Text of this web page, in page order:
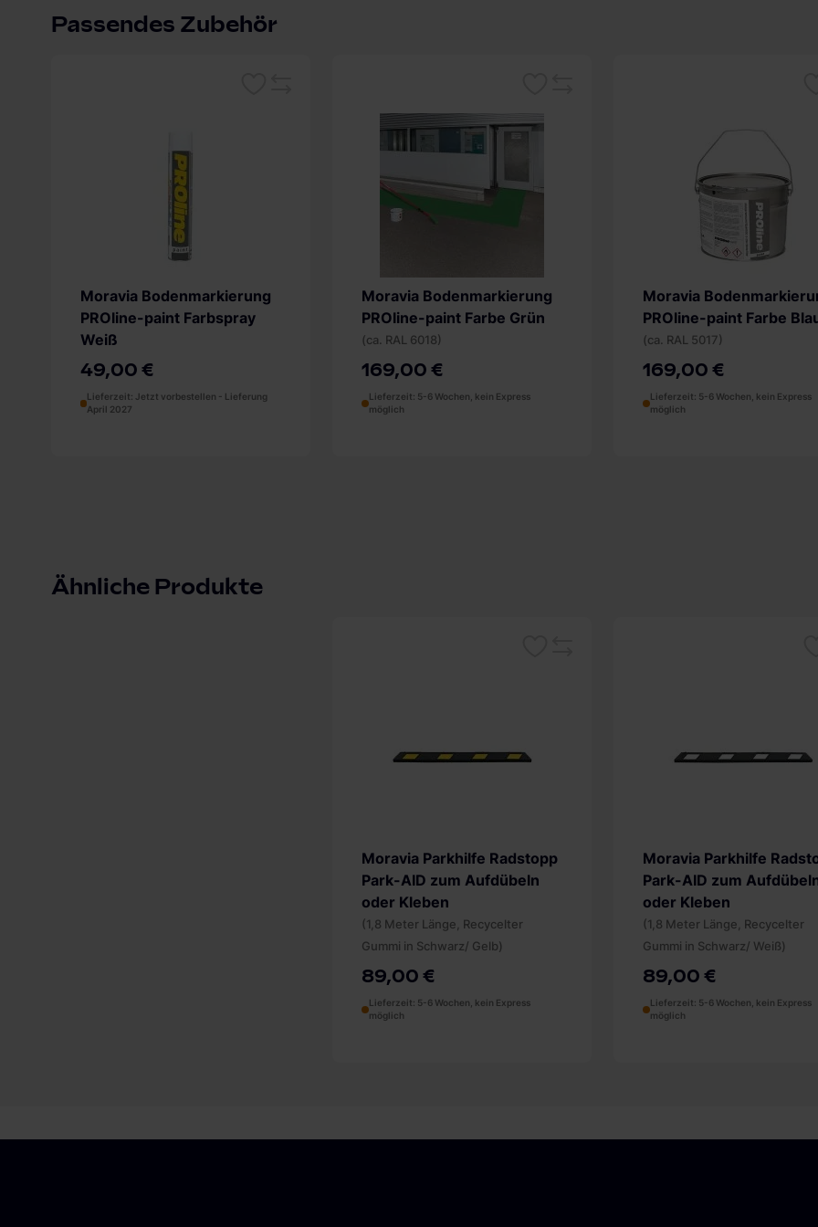
Impressum
Passendes Zubehör
Moravia Bodenmarkierung
PROline-paint Farbspray
Weiß
49,00 €
Lieferzeit: Jetzt vorbestellen - Lieferung
April 2027
Moravia Bodenmarkierung
PROline-paint Farbe Grün
(ca. RAL 6018)
169,00 €
Lieferzeit: 5-6 Wochen, kein Express
möglich
Moravia
PROline-paint Farbe
(ca. RAL 5017)
169,00 €
Lieferzeit: 5-6 Wochen, kein Express
möglich
Ähnliche Produkte
Moravia Parkhilfe Radstopp
Park-AID zum Aufdübeln
oder Kleben
(1,8 Meter Länge, Recycelter
Gummi in Schwarz/ Gelb)
89,00 €
Lieferzeit: 5-6 Wochen, kein Express
möglich
Moravia Parkhilfe
Park-AID zum
oder Kleben
(1,8 Meter Länge, Recycelter
Gummi in Schwarz/ Weiß)
89,00 €
Lieferzeit: 5-6 Wochen, kein Express
möglich